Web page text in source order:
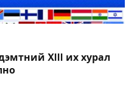
XIII их хурал